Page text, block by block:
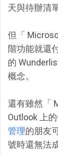
天與待辦清
但「
階功能就還
的
概念。
還有雖然「
Outlook 上
管理的朋友
號時還無法